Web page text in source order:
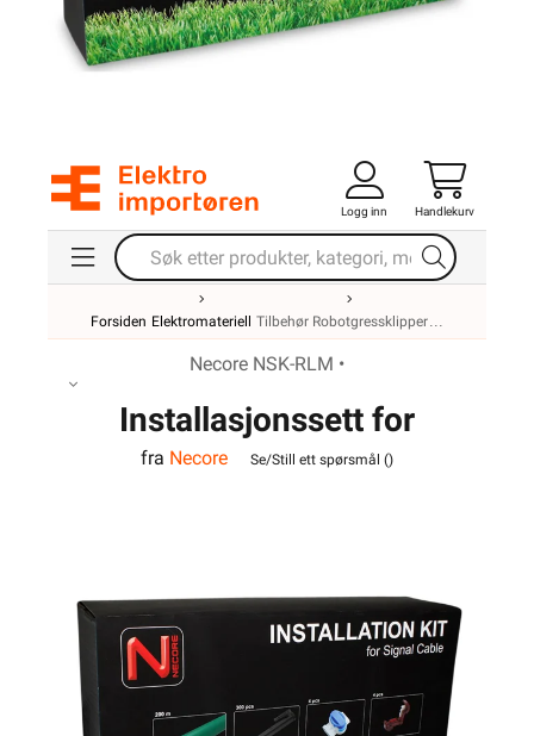
Logg inn Handlekurv
Forsiden Elektromateriell Tilbehør Robotgressklipper
Necore NSK-RLM •
Installasjonssett for
robotgressklippere
fra Necore Se/Still ett spørsmål ()